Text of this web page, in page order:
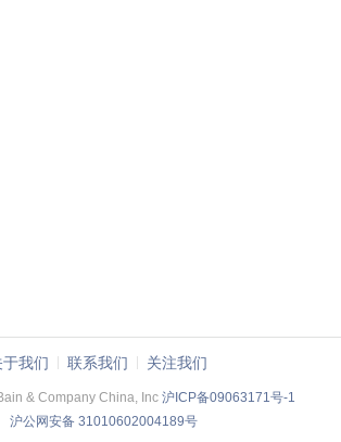
于我们 联系我们 关注我们
& Company China, Inc沪ICP备09063171号-1
沪公网安备 31010602004189号